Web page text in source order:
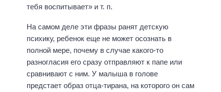
тебя воспитывает» и т. п.
На самом деле эти фразы ранят детскую
психику, ребенок еще не может осознать в
полной мере, почему в случае какого-то
разногласия его сразу отправляют к папе или
сравнивают с ним. У малыша в голове
предстает образ отца-тирана, на которого он сам